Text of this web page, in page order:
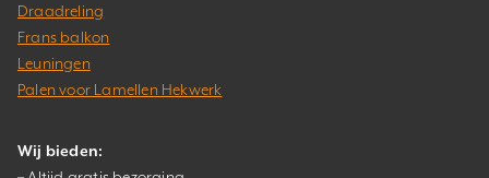
Draadreling
Frans balkon
Leuningen
Palen voor Lamellen Hekwerk
Wij bieden: